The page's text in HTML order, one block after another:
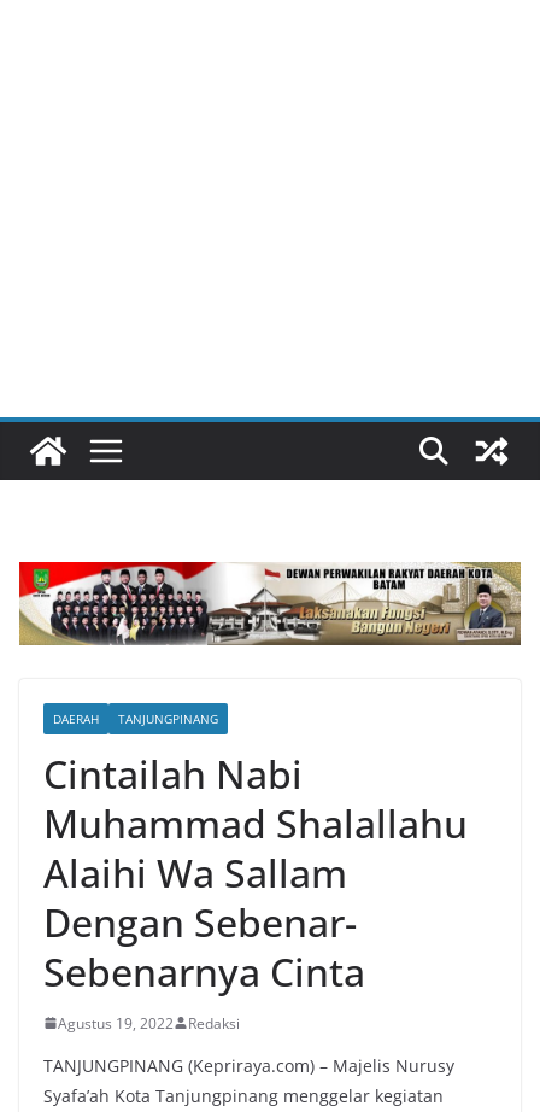
DAERAH TANJUNGPINANG
Cintailah Nabi
Muhammad Shalallahu
Alaihi Wa Sallam
Dengan Sebenar-
Sebenarnya Cinta
Agustus 19, 2022 Redaksi
TANJUNGPINANG (Kepriraya.com) – Majelis Nurusy
Syafa’ah Kota Tanjungpinang menggelar kegiatan